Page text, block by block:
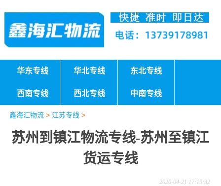
华东专线 华北专线 东北专线
西南专线 西北专线 中南专线
鑫海汇物流> 江苏专线 >
苏州到镇江物流专线-苏州至镇江
货运专线
2026-04-21 17:19:32